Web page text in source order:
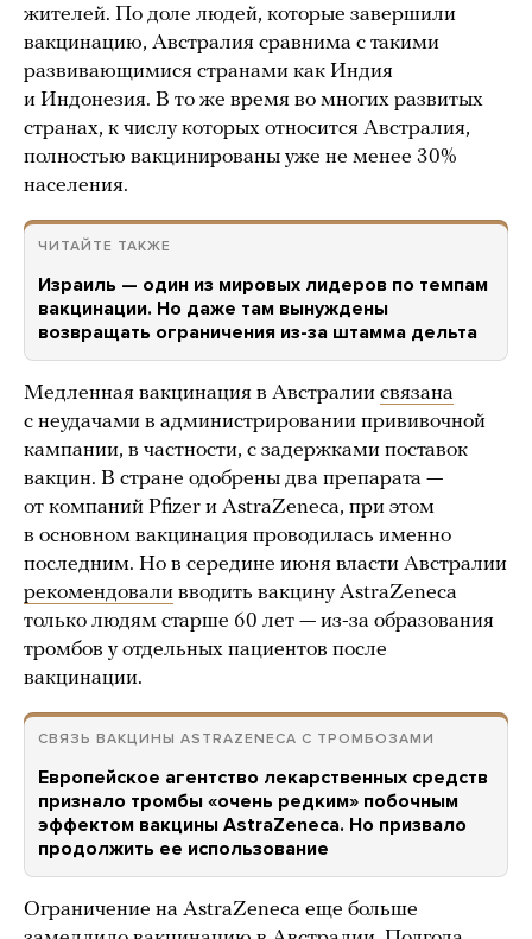
жителей. По доле людей, которые завершили
вакцинацию, Австралия сравнима с такими
развивающимися странами как Индия
и Индонезия. В то же время во многих развитых
странах, к числу которых относится Австралия,
полностью вакцинированы уже не менее 30%
населения.
ЧИТАЙТЕ ТАКЖЕ
Израиль — один из мировых лидеров по темпам
вакцинации. Но даже там вынуждены
возвращать ограничения из-за штамма дельта
Медленная вакцинация в Австралии связана
с неудачами в администрировании прививочной
кампании, в частности, с задержками поставок
вакцин. В стране одобрены два препарата —
от компаний Pfizer и AstraZeneca, при этом
в основном вакцинация проводилась именно
последним. Но в середине июня власти Австралии
рекомендовали вводить вакцину AstraZeneca
только людям старше 60 лет — из-за образования
тромбов у отдельных пациентов после
вакцинации.
СВЯЗЬ ВАКЦИНЫ ASTRAZENECA С ТРОМБОЗАМИ
Европейское агентство лекарственных средств
признало тромбы «очень редким» побочным
эффектом вакцины AstraZeneca. Но призвало
продолжить ее использование
Ограничение на AstraZeneca еще больше